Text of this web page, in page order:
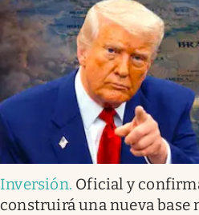
Inversión. Oficial y
construirá una nueva base